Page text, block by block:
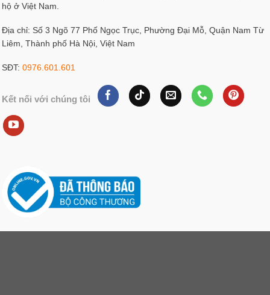
hộ ở Việt Nam.
Địa chỉ: Số 3 Ngõ 77 Phố Ngọc Trục, Phường Đại Mỗ, Quận Nam Từ
Liêm, Thành phố Hà Nội, Việt Nam
SĐT: 0976.601.601
Kết nối với chúng tôi